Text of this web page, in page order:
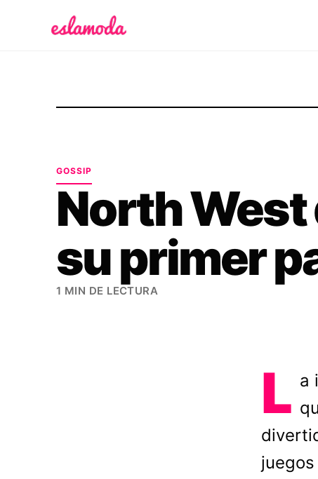
GOSSIP
North
su primer
1 MIN DE LECTURA
L a